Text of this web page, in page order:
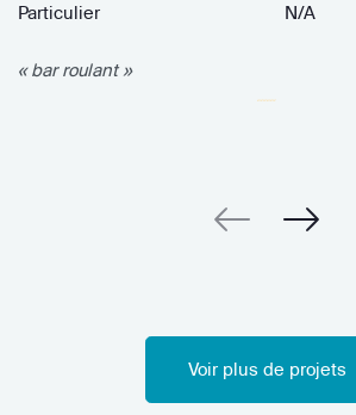
Particulier
N/A
« bar roulant »
Voir plus de projets